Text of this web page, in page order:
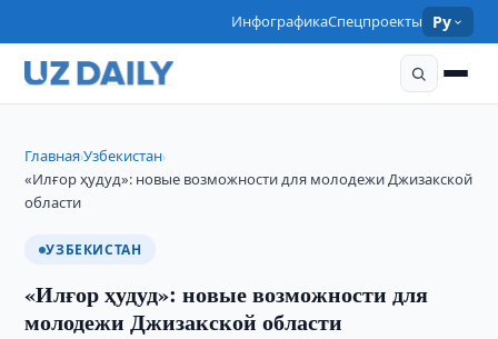
ИнфографикаСпецпроекты Ру
Главная›Узбекистан›
«Илғор ҳудуд»: новые возможности для молодежи Джизакской
области
УЗБЕКИСТАН
«Илғор ҳудуд»: новые возможности для
молодежи Джизакской области